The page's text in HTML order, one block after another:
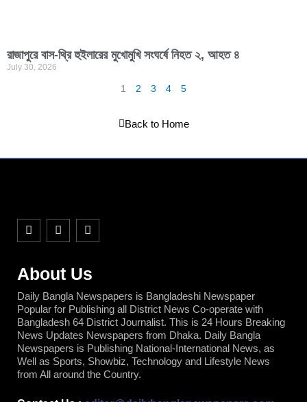
রাজাপুরে বাস-থ্রি হুইলারের মুখোমুখি সংঘর্ষে নিহত ২, আহত ৪
July 30, 2026
1 2 3 4 5
Back to Home
F
a
c
b
o
o
k
T
w
i
t
e
r
Y
o
u
u
b
e
About Us
Daily Bangla Newspapers is Bangladeshi Newspaper
Popular for Publishing all District News Co-operate with
Bangladesh 64 District Journalist. This is 24 Hours Breaking
News Updates Newspapers from Dhaka. Daily Bangla
Newspapers is Publishing National-International News, as
Well as Sports, Showbiz, Technology and Lifestyle News
from All around the Country.